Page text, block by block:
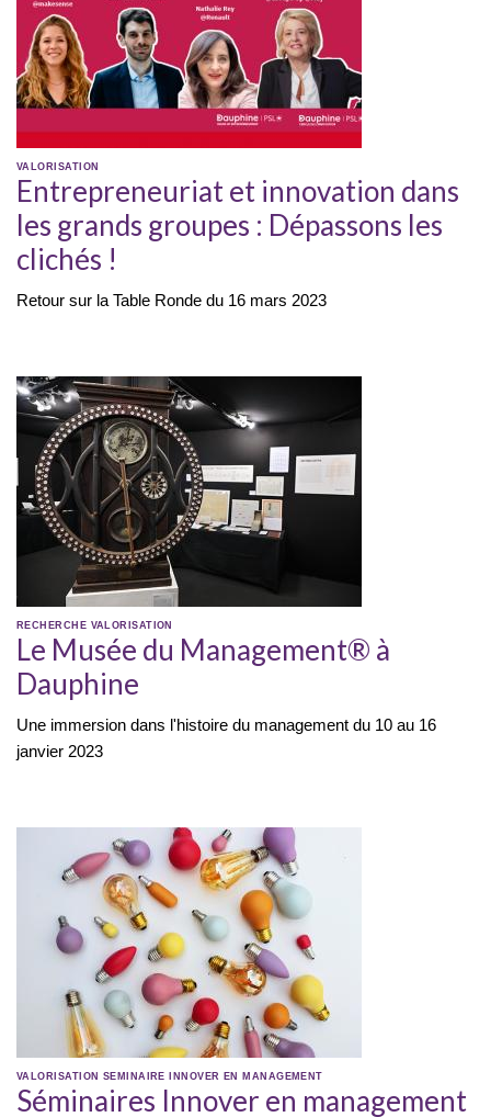
VALORISATION
Entrepreneuriat et innovation dans
les grands groupes : Dépassons les
clichés !
Retour sur la Table Ronde du 16 mars 2023
RECHERCHE VALORISATION
Le Musée du Management® à
Dauphine
Une immersion dans l'histoire du management du 10 au 16
janvier 2023
VALORISATION SEMINAIRE INNOVER EN MANAGEMENT
Séminaires Innover en management